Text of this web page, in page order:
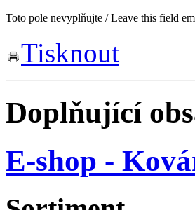
Toto pole nevyplňujte / Leave this field
Tisknout
Doplňující
E-shop -